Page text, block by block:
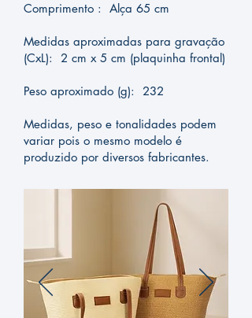
Comprimento : Alça 65 cm
Medidas aproximadas para gravação
(CxL): 2 cm x 5 cm (plaquinha frontal)
Peso aproximado (g): 232
Medidas, peso e tonalidades podem
variar pois o mesmo modelo é
produzido por diversos fabricantes.